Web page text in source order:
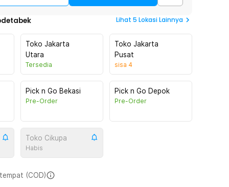
Lihat 5 Lokasi Lainnya
Toko Jakarta
Utara
Tersedia
Toko Jakarta
Pusat
sisa 4
Pick n Go Bekasi
Pre-Order
Pick n Go Depok
Pre-Order
Toko Cikupa
Habis
(COD)